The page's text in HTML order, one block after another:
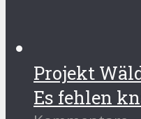
Projekt
Es fehlen